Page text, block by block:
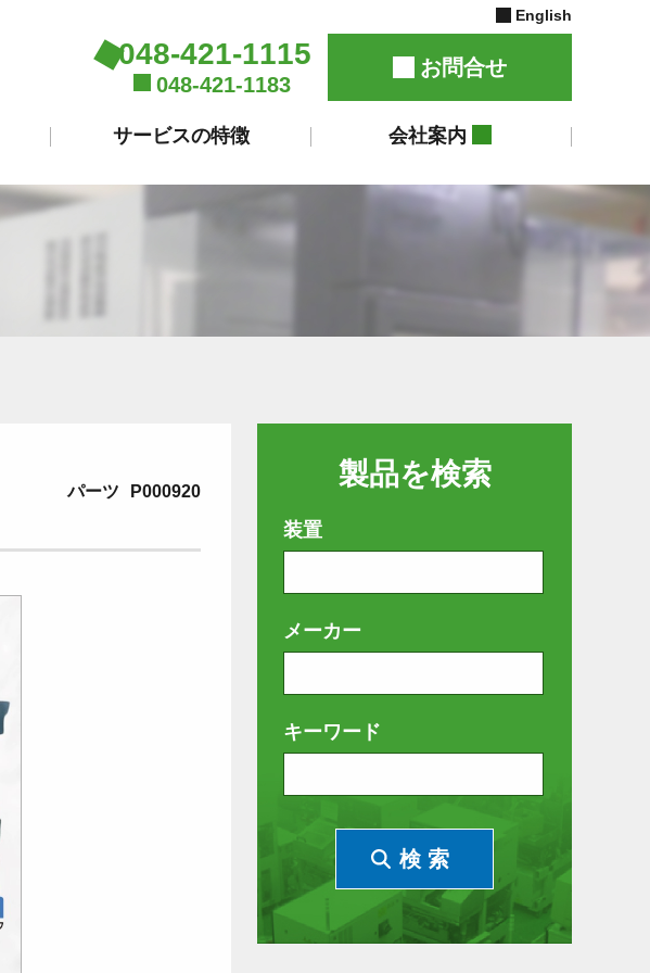
English
048-421-1115
048-421-1183
お問合せ
サービスの特徴 会社案内
パーツ P000920
製品を検索
装置
メーカー
キーワード